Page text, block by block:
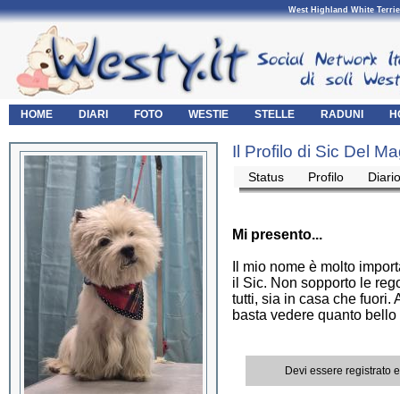
West Highland White
HOME DIARI FOTO WESTIE STELLE RADUNI
Il Profilo di Sic Del
Status Profilo Diario
Mi presento...
Il mio nome è molto
il Sic. Non sopporto le
tutti, sia in casa che fuori.
basta vedere quanto
Devi essere registrato